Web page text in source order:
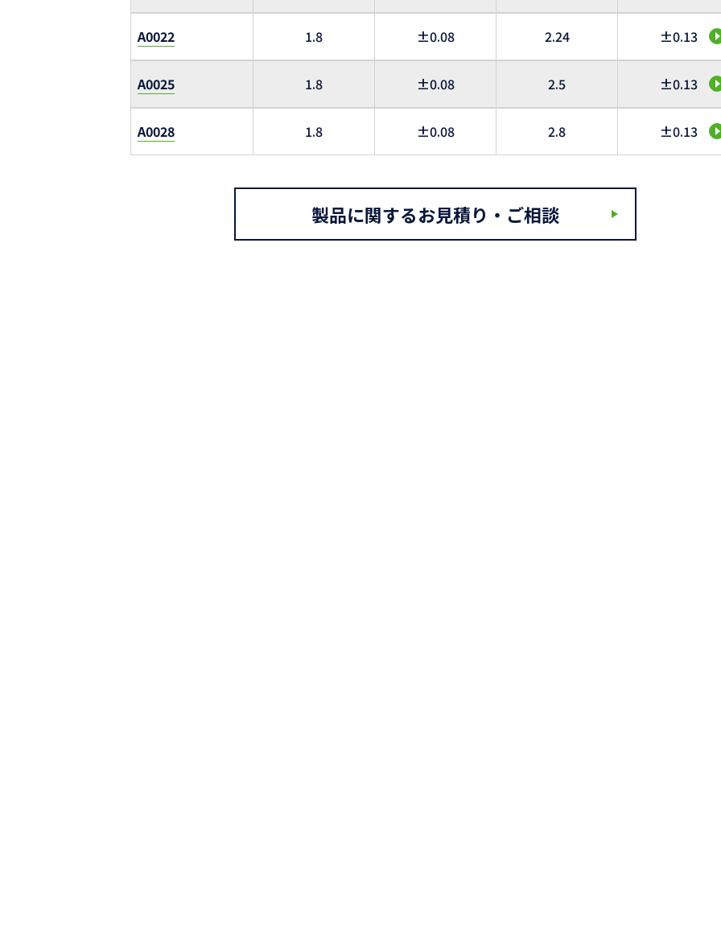
A0022 1.8 ±0.08 2.24 ±0.13
A0025 1.8 ±0.08 2.5 ±0.13
A0028 1.8 ±0.08 2.8 ±0.13
製品に関するお見積り・ご相談